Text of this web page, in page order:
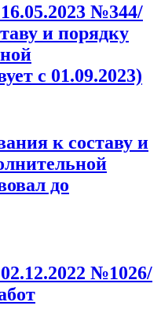
№344/
и порядку
с 01.09.2023)
к составу и
до
№1026/